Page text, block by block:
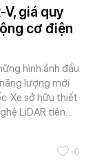
giá quy
cơ điện
hình ảnh đầu
lượng mới
Xe sở hữu thiết
LiDAR tiên…
0